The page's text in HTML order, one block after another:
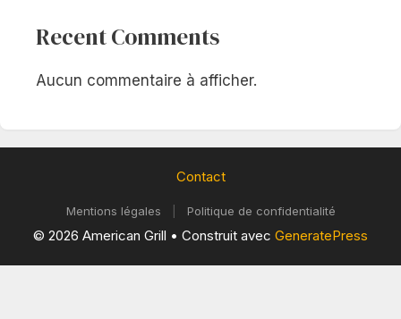
Recent Comments
Aucun commentaire à afficher.
Contact
Mentions légales Politique de confidentialité
© 2026 American Grill • Construit avec GeneratePress